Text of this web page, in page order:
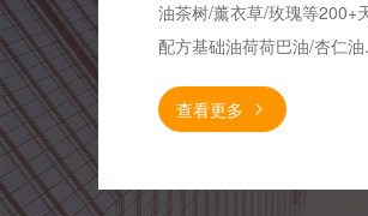
油茶树/薰衣草/玫瑰等200+
配方基础油荷荷巴油/杏仁油
查看更多